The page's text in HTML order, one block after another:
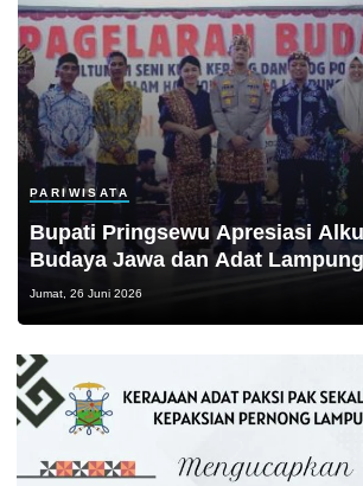
PARIWISATA
Bupati Pringsewu Apresiasi
Budaya Jawa dan Adat Lampung
Jumat, 26 Juni 2026